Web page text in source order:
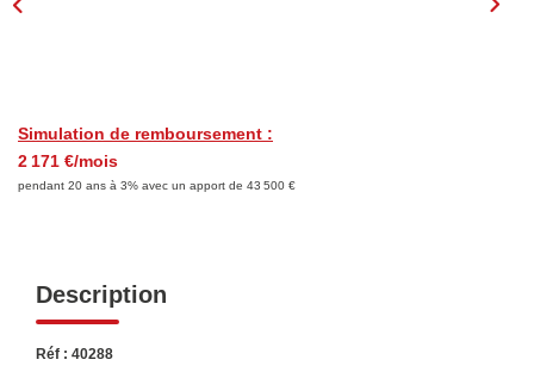
Confiez-Nous La Recherche De Votre Location
Simulation de remboursement :
2 171 €/mois
pendant 20 ans à 3% avec un apport de 43 500 €
Description
Réf : 40288